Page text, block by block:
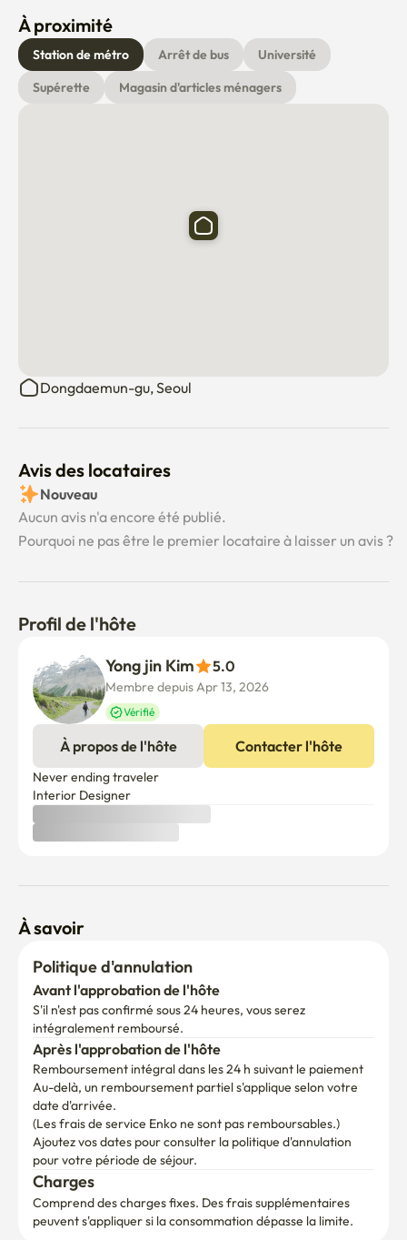
À proximité
Station de métro Arrêt de bus
Université
Supérette
Magasin d'articles ménagers
Dongdaemun-gu, Seoul
Avis des locataires
Nouveau
Aucun avis n'a encore été publié.
Pourquoi ne pas être le premier locataire à laisser un avis ?
Profil de l'hôte
Yong jin Kim 5.0
Membre depuis Apr 13, 2026
Vérifié
À propos de l'hôte Contacter l'hôte
Never ending traveler
Interior Designer
À savoir
Politique d'annulation
S'il n'est pas confirmé sous 24 heures, vous serez
intégralement remboursé.
Après l'approbation de l'hôte
Remboursement intégral dans les 24 h suivant le paiement
Au-delà, un remboursement partiel s'applique selon votre
date d'arrivée.
(Les frais de service Enko ne sont pas remboursables.)
Ajoutez vos dates pour consulter la politique d'annulation
pour votre période de séjour.
Charges
Comprend des charges fixes. Des frais supplémentaires
peuvent s'appliquer si la consommation dépasse la limite.